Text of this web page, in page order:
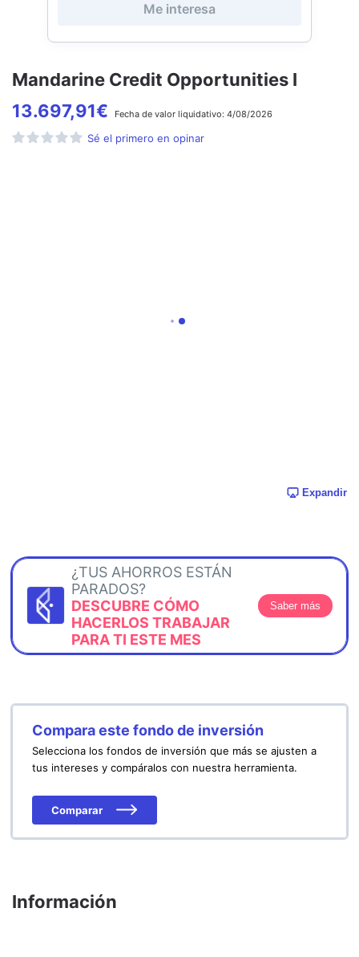
Mandarine Credit Opportunities I
13.697,91€ Fecha de valor liquidativo: 4/08/2026
Sé el primero en opinar
Expandir
¿TUS AHORROS ESTÁN
PARADOS?
DESCUBRE CÓMO
HACERLOS TRABAJAR
PARA TI ESTE MES
Saber más
Compara este fondo de inversión
Selecciona los fondos de inversión que más se ajusten a
tus intereses y compáralos con nuestra herramienta.
Comparar
Información
Me interesa